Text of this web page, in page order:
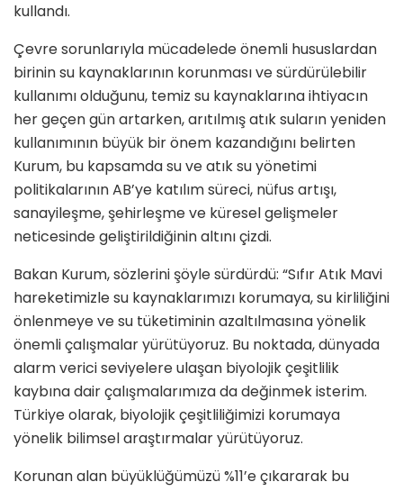
kullandı.
Çevre sorunlarıyla mücadelede önemli hususlardan
birinin su kaynaklarının korunması ve sürdürülebilir
kullanımı olduğunu, temiz su kaynaklarına ihtiyacın
her geçen gün artarken, arıtılmış atık suların yeniden
kullanımının büyük bir önem kazandığını belirten
Kurum, bu kapsamda su ve atık su yönetimi
politikalarının AB’ye katılım süreci, nüfus artışı,
sanayileşme, şehirleşme ve küresel gelişmeler
neticesinde geliştirildiğinin altını çizdi.
Bakan Kurum, sözlerini şöyle sürdürdü: “Sıfır Atık Mavi
hareketimizle su kaynaklarımızı korumaya, su kirliliğini
önlenmeye ve su tüketiminin azaltılmasına yönelik
önemli çalışmalar yürütüyoruz. Bu noktada, dünyada
alarm verici seviyelere ulaşan biyolojik çeşitlilik
kaybına dair çalışmalarımıza da değinmek isterim.
Türkiye olarak, biyolojik çeşitliliğimizi korumaya
yönelik bilimsel araştırmalar yürütüyoruz.
Korunan alan büyüklüğümüzü %11’e çıkararak bu